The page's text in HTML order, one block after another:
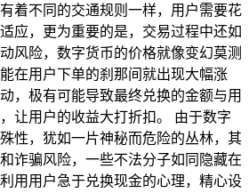
着不同的交通规则一样，用户需要花
应，更为重要的是，交易过程中还如
风险，数字货币的价格就像变幻莫测
在用户下单的刹那间就出现大幅涨
，极有可能导致最终兑换的金额与用
让用户的收益大打折扣。 由于数字
性，犹如一片神秘而危险的丛林，其
诈骗风险，一些不法分子如同隐藏在
用用户急于兑换现金的心理，精心设